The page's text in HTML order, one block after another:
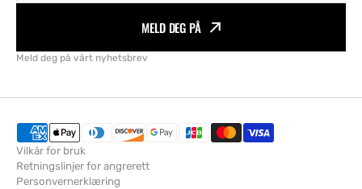
MELD DEG PÅ
Meld deg på vårt nyhetsbrev
Vilkår for bruk
Retningslinjer for angrerett
Personvernerklæring